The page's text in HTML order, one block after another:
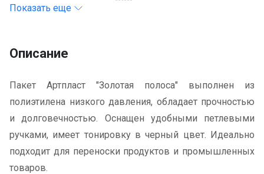
Показать еще
Описание
Пакет Артпласт "Золотая полоса" выполнен из
полиэтилена низкого давления, обладает прочностью
и долговечностью. Оснащен удобными петлевыми
ручками, имеет тонировку в черный цвет. Идеально
подходит для переноски продуктов и промышленных
товаров.